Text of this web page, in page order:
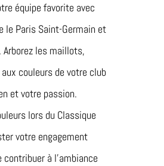
équipe favorite avec
Paris Saint-Germain et
Arborez les maillots,
couleurs de votre club
et votre passion.
lors du Classique
votre engagement
à l’ambiance